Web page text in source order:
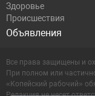
Здоровье
Происшествия
Объявления
Все права защищены и
При полном или
«Копейский рабочий»